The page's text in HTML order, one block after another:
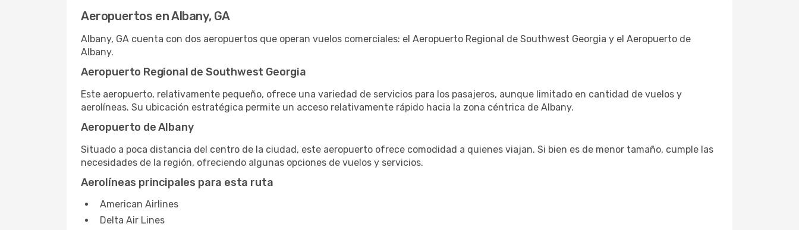
Aeropuertos en Albany, GA
Albany, GA cuenta con dos aeropuertos que operan vuelos comerciales: el Aeropuerto Regional de Southwest Georgia y el Aeropuerto de
Albany.
Aeropuerto Regional de Southwest Georgia
Este aeropuerto, relativamente pequeño, ofrece una variedad de servicios para los pasajeros, aunque limitado en cantidad de vuelos y
aerolíneas. Su ubicación estratégica permite un acceso relativamente rápido hacia la zona céntrica de Albany.
Aeropuerto de Albany
Situado a poca distancia del centro de la ciudad, este aeropuerto ofrece comodidad a quienes viajan. Si bien es de menor tamaño, cumple las
necesidades de la región, ofreciendo algunas opciones de vuelos y servicios.
Aerolíneas principales para esta ruta
American Airlines
Delta Air Lines